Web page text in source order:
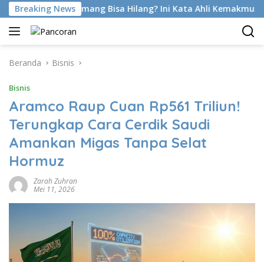
Langsung
ke
konten
Breaking News
Latihan Emang Bisa Hilang? Ini Kata Ahli Kemakmuran
Beranda Bisnis
Bisnis
Aramco Raup Cuan Rp561 Triliun!
Terungkap Cara Cerdik Saudi
Amankan Migas Tanpa Selat
Hormuz
Zarah Zuhran
Mei 11, 2026